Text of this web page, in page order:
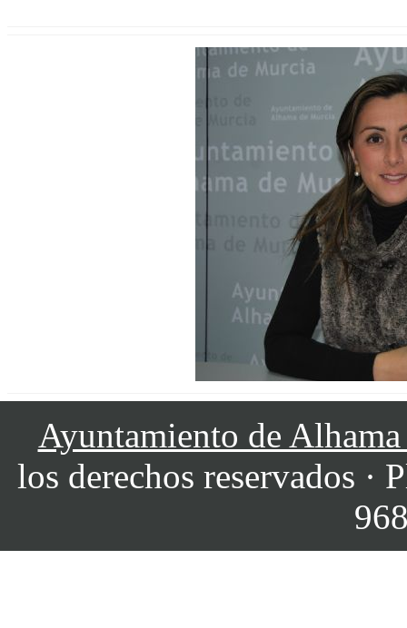
Ayuntamiento de
los derechos reservados ·